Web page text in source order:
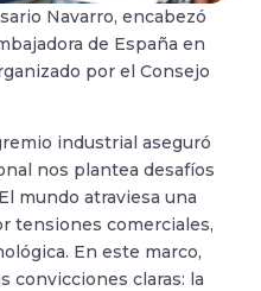
Navarro, encabezó
de España en
por el Consejo
industrial aseguró
nos plantea desafíos
mundo atraviesa una
tensiones comerciales,
En este marco,
convicciones claras: la